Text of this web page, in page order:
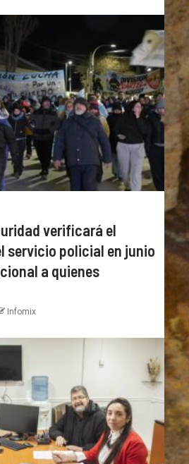
verificará el
servicio policial en junio
a quienes
Infomix